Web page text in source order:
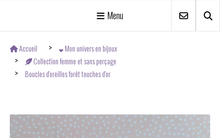
Menu
Accueil
Mon univers en bijoux
Collection femme et sans perçage
Boucles d'oreilles forêt touches d'or